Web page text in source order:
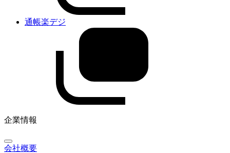
通帳楽デジ
企業情報
会社概要